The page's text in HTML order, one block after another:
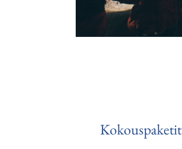
Kokouspaketit